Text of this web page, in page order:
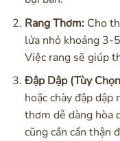
Rang Thơm:Cho
lửa nhỏ khoảng 3-
Việc rang sẽ giúp
Đập Dập (Tùy
hoặc chày đập
thơm dễ dàng hòa
cũng cần cẩn thận